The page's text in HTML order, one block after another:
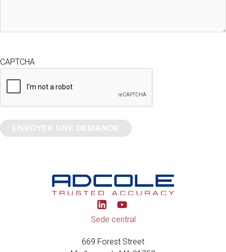
CAPTCHA
ENVOYER UNE DEMANDE
Y
o
u
b
Sede central
669 Forest Street